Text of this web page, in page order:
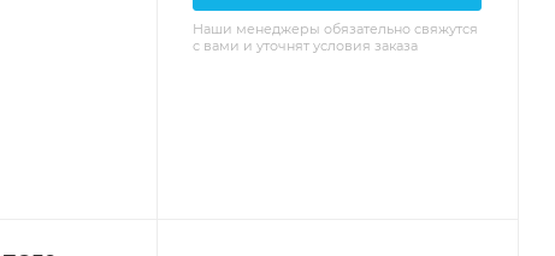
Наши менеджеры обязательно свяжутся
с вами и уточнят условия заказа